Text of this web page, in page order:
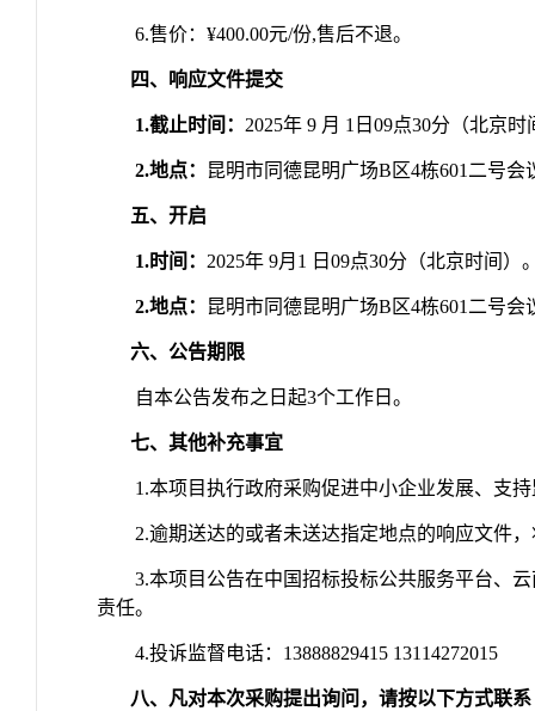
6.售价： ¥400.00元/份,售后不退。
四、响应文件提交
1.截止时间： 2025年 9 月 1 日 09点30分（北京时
2.地点： 昆明市同德昆明广场B 区4栋601 二号会
五、开启
1.时间： 2025年 9月 1 日 09点30分（北京时间）
2.地点： 昆明市同德昆明广场B 区4栋601 二号会
六、公告期限
自本公告发布之日起3个工作日。
七、其他补充事宜
1.本项目执行政府采购促进中小企业发展、支
2.逾期送达的或者未送达指定地点的响应文件
3.本项目公告在中国招标投标公共服务平台、
责任。
4.投诉监督电话： 13888829415 13114272015
八、凡对本次采购提出询问，请按以下方式联系